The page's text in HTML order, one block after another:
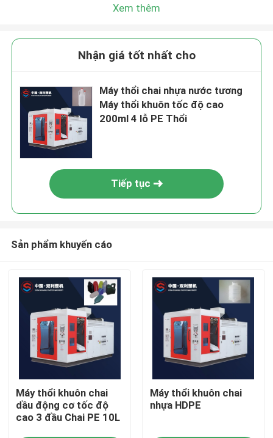
Xem thêm
Nhận giá tốt nhất cho
Máy thổi chai nhựa nước tương
Máy thổi khuôn tốc độ cao
200ml 4 lỗ PE Thổi
Tiếp tục
Sản phẩm khuyến cáo
Máy thổi khuôn chai
dầu động cơ tốc độ
cao 3 đầu Chai PE 10L
Máy thổi khuôn chai
nhựa HDPE